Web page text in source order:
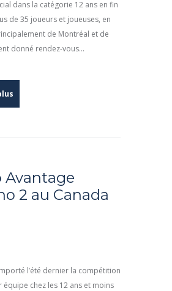
dans la catégorie 12 ans en fin
de 35 joueurs et joueuses, en
de Montréal et de
donné rendez-vous...
Avantage
2 au Canada
l’été dernier la compétition
chez les 12 ans et moins